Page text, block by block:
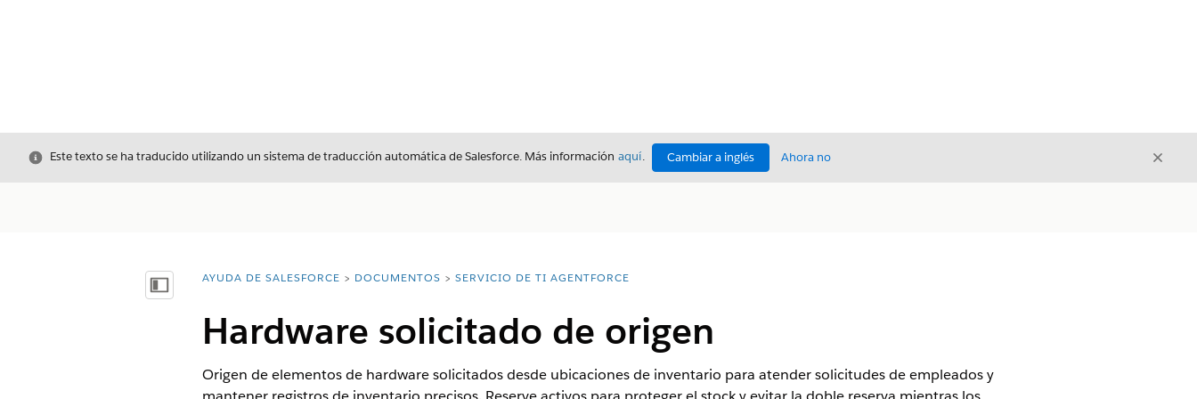
Cerrar
Este texto se ha traducido utilizando un sistema de traducción automática de Salesforce. Más información aquí. Cambiar a inglés Ahora no Cerrar
Mostrar índice de materias
Usted está aquí:
AYUDA DE SALESFORCE DOCUMENTOS SERVICIO DE TI AGENTFORCE
Hardware solicitado de origen
Origen de elementos de hardware solicitados desde ubicaciones de inventario para atender solicitudes de empleados y